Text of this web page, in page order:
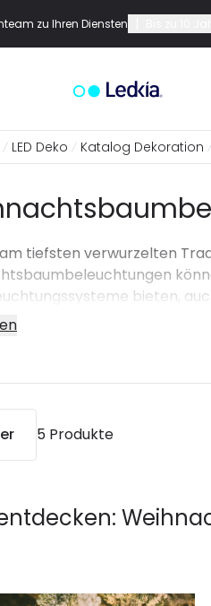
zu Ihren Diensten
LED Deko Katalog Dekoration
tiefsten verwurzelten
bieten,
5 Produkte